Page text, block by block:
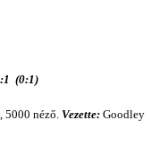
(0:1)
5000 néző.Vezette: Goodley